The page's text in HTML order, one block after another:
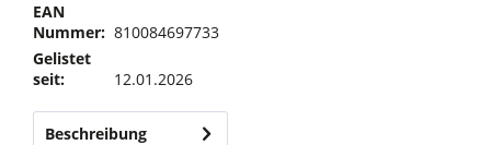
EAN
Nummer: 810084697733
Gelistet
seit:
12.01.2026
Beschreibung